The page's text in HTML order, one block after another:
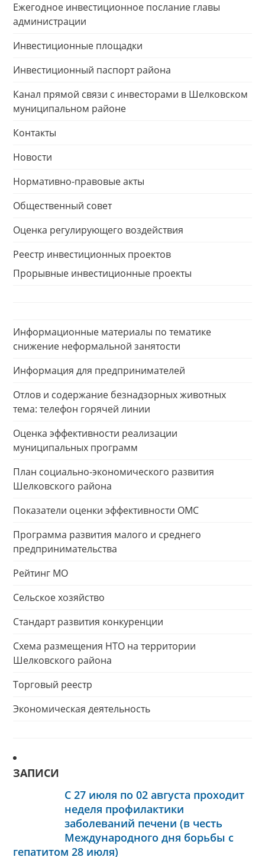
Ежегодное инвестиционное послание главы
администрации
Инвестиционные площадки
Инвестиционный паспорт района
Канал прямой связи с инвесторами в Шелковском
муниципальном районе
Контакты
Новости
Нормативно-правовые акты
Общественный совет
Оценка регулирующего воздействия
Реестр инвестиционных проектов
Прорывные инвестиционные проекты
Информационные материалы по тематике
снижение неформальной занятости
Информация для предпринимателей
Отлов и содержание безнадзорных животных
тема: телефон горячей линии
Оценка эффективности реализации
муниципальных программ
План социально-экономического развития
Шелковского района
Показатели оценки эффективности ОМС
Программа развития малого и среднего
предпринимательства
Рейтинг МО
Сельское хозяйство
Стандарт развития конкуренции
Схема размещения НТО на территории
Шелковского района
Торговый реестр
Экономическая деятельность
ЗАПИСИ
С 27 июля по 02 августа проходит
неделя профилактики
заболеваний печени (в честь
Международного дня борьбы с
гепатитом 28 июля)